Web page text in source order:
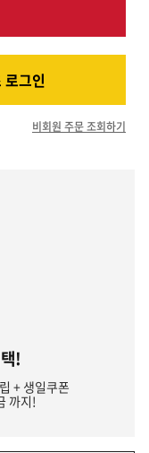
그인
비회원 주문 조회하기
!
+ 생일쿠폰
까지!